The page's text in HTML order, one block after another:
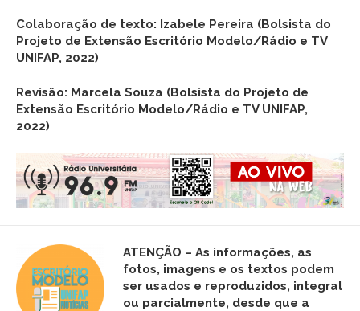
Colaboração de texto: Izabele Pereira (Bolsista do
Projeto de Extensão Escritório Modelo/Rádio e TV
UNIFAP, 2022)
Revisão: Marcela Souza (Bolsista do Projeto de
Extensão Escritório Modelo/Rádio e TV UNIFAP,
2022)
ATENÇÃO – As informações, as
fotos, imagens e os textos podem
ser usados e reproduzidos, integral
ou parcialmente, desde que a